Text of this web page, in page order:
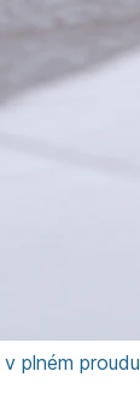
plném proudu